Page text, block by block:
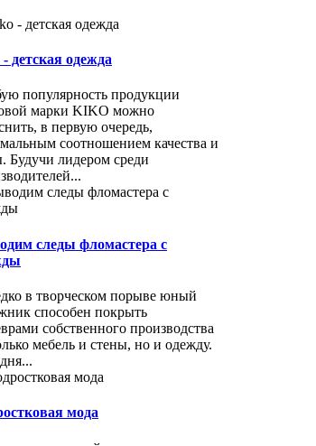
детская одежда
популярность продукции
марки KIKO можно
в первую очередь,
соотношением качества и
Будучи лидером среди
следы фломастера с
в творческом порыве юный
способен покрыть
собственного производства
мебель и стены, но и одежду.
мода